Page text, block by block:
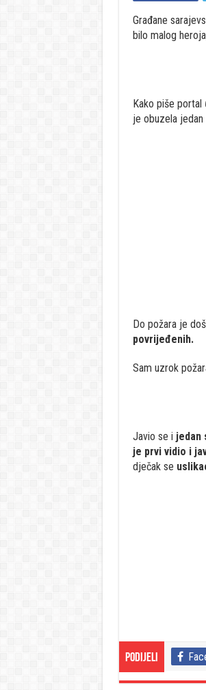
Građane
bilo malog
Kako piše portal
je obuzela
Do požara je
povrijeđenih.
Sam uzrok
Javio se i jedan
je prvi vidio i
dječak se
Podijeli